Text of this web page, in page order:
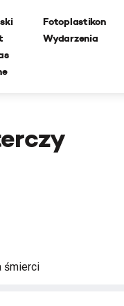
Fotoplastikon
Wydarzenia
śmierci